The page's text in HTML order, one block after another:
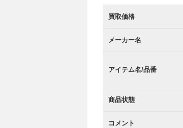
買取価格
メーカー名
アイテム名/品番
商品状態
コメント